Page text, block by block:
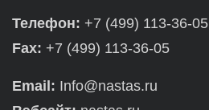
Телефон: +7 (499) 113-36-05
Fax: +7 (499) 113-36-05
Email: Info@nastas.ru